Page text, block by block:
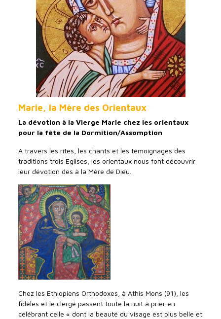
Marie, la Mère des Orientaux
La dévotion à la Vierge Marie chez les orientaux
pour la fête de la Dormition/Assomption
A travers les rites, les chants et les témoignages des
traditions trois Eglises, les orientaux nous font découvrir
leur dévotion des à la Mère de Dieu.
Chez les Ethiopiens Orthodoxes, à Athis Mons (91), les
fidèles et le clergé passent toute la nuit à prier en
célébrant celle « dont la beauté du visage est plus belle et